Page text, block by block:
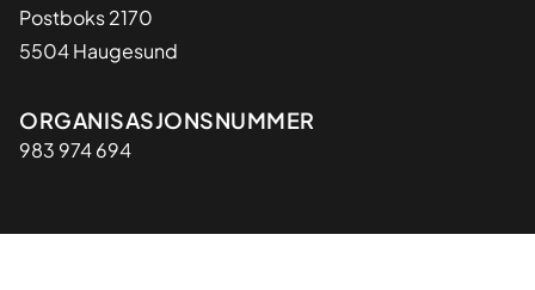
Postboks 2170
5504 Haugesund
Organisasjon
ORGANISASJONSNUMMER
983 974 694